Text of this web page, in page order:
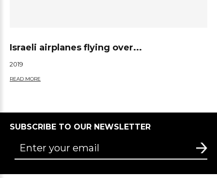
Israeli airplanes flying over...
2019
READ MORE
SUBSCRIBE TO OUR NEWSLETTER